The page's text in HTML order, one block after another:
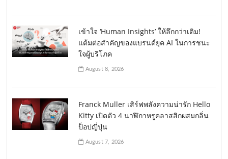
เข้าใจ ‘Human Insights’ ให้ลึกกว่าเดิม!
แต้มต่อสำคัญของแบรนด์ยุค AI ในการชนะ
ใจผู้บริโภค
August 8, 2026
Franck Muller เสิร์ฟพลังความน่ารัก Hello
Kitty เปิดตัว 4 นาฬิกาหรูคลาสสิกผสมกลิ่น
ป็อปญี่ปุ่น
August 7, 2026